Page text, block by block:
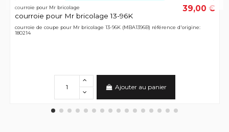
courroie pour Mr bricolage
courroie pour Mr bricolage 13-96K
39,00 €
courroie de coupe pour Mr bricolage 13-96K (MBA1396B) référence d'origine:
180214
Ajouter au panier